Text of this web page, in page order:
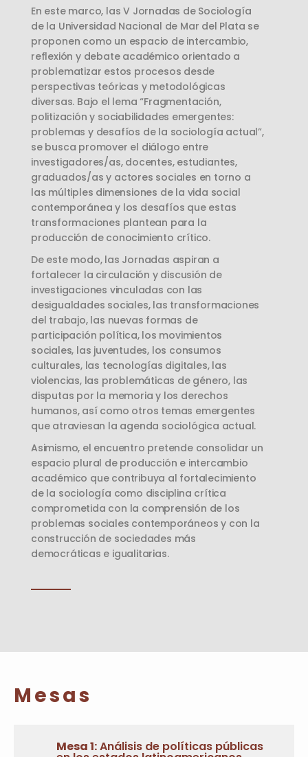
En este marco, las V Jornadas de Sociología
de la Universidad Nacional de Mar del Plata se
proponen como un espacio de intercambio,
reflexión y debate académico orientado a
problematizar estos procesos desde
perspectivas teóricas y metodológicas
diversas. Bajo el lema “Fragmentación,
politización y sociabilidades emergentes:
problemas y desafíos de la sociología actual”,
se busca promover el diálogo entre
investigadores/as, docentes, estudiantes,
graduados/as y actores sociales en torno a
las múltiples dimensiones de la vida social
contemporánea y los desafíos que estas
transformaciones plantean para la
producción de conocimiento crítico.
De este modo, las Jornadas aspiran a
fortalecer la circulación y discusión de
investigaciones vinculadas con las
desigualdades sociales, las transformaciones
del trabajo, las nuevas formas de
participación política, los movimientos
sociales, las juventudes, los consumos
culturales, las tecnologías digitales, las
violencias, las problemáticas de género, las
disputas por la memoria y los derechos
humanos, así como otros temas emergentes
que atraviesan la agenda sociológica actual.
Asimismo, el encuentro pretende consolidar un
espacio plural de producción e intercambio
académico que contribuya al fortalecimiento
de la sociología como disciplina crítica
comprometida con la comprensión de los
problemas sociales contemporáneos y con la
construcción de sociedades más
democráticas e igualitarias.
Mesas
Mesa 1:Análisis de políticas públicas